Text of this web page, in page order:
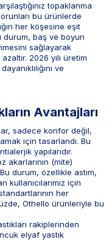
topaklanma
bu ürünlerde
her köşesine eşit
durum, baş ve boyun
sağlayarak
2026 yılı üretim
ve
Avantajları
sadece konfor değil,
için tasarlandı. Bu
yapılarıdır.
akarlarının (mite)
durum, özellikle astım,
için
her
Othello ürünleriyle bu
rakiplerinden
elyaf yastık